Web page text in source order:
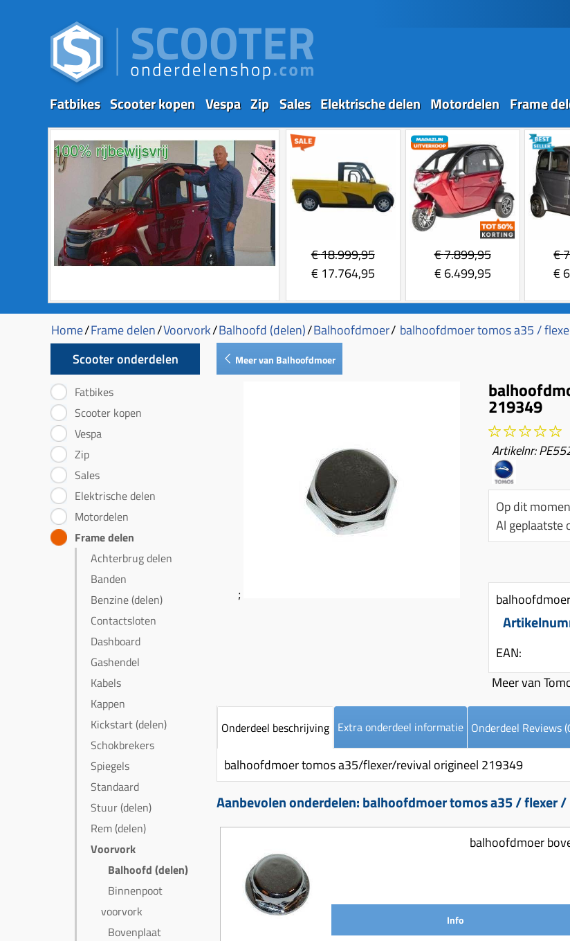
Fatbikes Scooter kopen Vespa Zip Sales Elektrische delen Motordelen Frame
€18.999,95
€ 17.764,95
€7.899,95
€6.499,95
€
€
Home/Frame delen/Voorvork/Balhoofd (delen)/Balhoofdmoer/ balhoofdmoer tomos a35 /
Scooter onderdelen
Fatbikes
Scooter kopen
Vespa
Zip
Sales
Elektrische delen
Motordelen
Frame delen
Achterbrug delen
Banden
Benzine (delen)
Contactsloten
Dashboard
Gashendel
Kabels
Kappen
Kickstart (delen)
Schokbrekers
Spiegels
Standaard
Stuur (delen)
Rem (delen)
Voorvork
Balhoofd (delen)
Binnenpoot
voorvork
Bovenplaat
Meer van Balhoofdmoer
;
219349
Artikelnr:
Op dit
Al geplaatste
EAN:
Meer van
Onderdeel beschrijving Extra onderdeel informatie Onderdeel Reviews
balhoofdmoer tomos a35/flexer/revival origineel 219349
Aanbevolen onderdelen: balhoofdmoer tomos a35 / flexer
balhoofdmoer
Info